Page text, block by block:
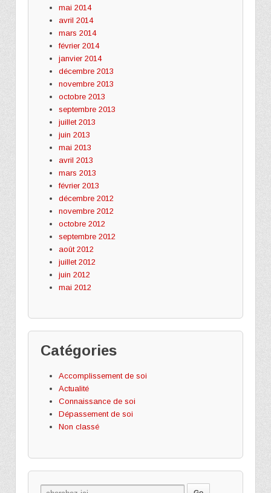
mai 2014
avril 2014
mars 2014
février 2014
janvier 2014
décembre 2013
novembre 2013
octobre 2013
septembre 2013
juillet 2013
juin 2013
mai 2013
avril 2013
mars 2013
février 2013
décembre 2012
novembre 2012
octobre 2012
septembre 2012
août 2012
juillet 2012
juin 2012
mai 2012
Catégories
Accomplissement de soi
Actualité
Connaissance de soi
Dépassement de soi
Non classé